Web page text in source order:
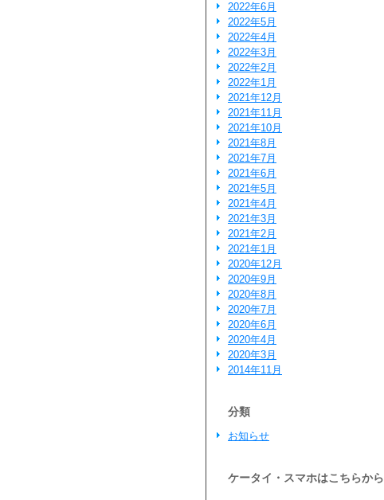
2022年6月
2022年5月
2022年4月
2022年3月
2022年2月
2022年1月
2021年12月
2021年11月
2021年10月
2021年8月
2021年7月
2021年6月
2021年5月
2021年4月
2021年3月
2021年2月
2021年1月
2020年12月
2020年9月
2020年8月
2020年7月
2020年6月
2020年4月
2020年3月
2014年11月
分類
お知らせ
ケータイ・スマホはこちらから